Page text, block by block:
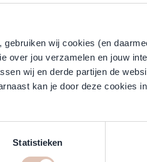
wij cookies (en
over jou verzamelen en jouw
wij en derde partijen de
kan je door deze cookies
Statistieken